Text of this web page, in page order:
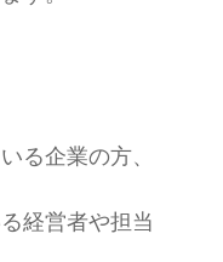
る企業の方、
経営者や担当